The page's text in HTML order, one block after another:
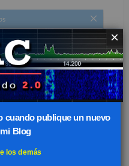
cuando publique un nuevo
Blog
los demás
×